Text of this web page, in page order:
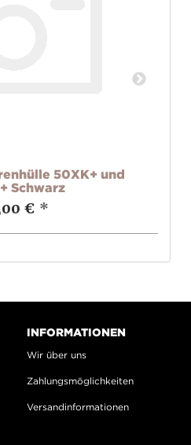
50XK+ und
Schwarz
€ *
INFORMATIONEN
Wir über uns
Zahlungsmöglichkeiten
Versandinformationen